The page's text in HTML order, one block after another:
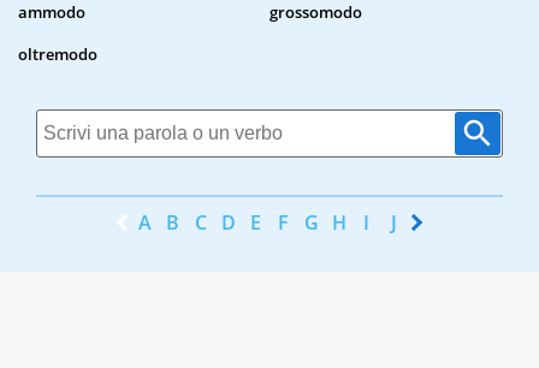
ammodo
grossomodo
oltremodo
A B C D E F G H I J K